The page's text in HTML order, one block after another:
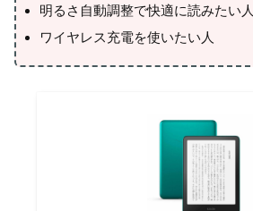
明るさ自動調整で快適に読みたい人
ワイヤレス充電を使いたい人